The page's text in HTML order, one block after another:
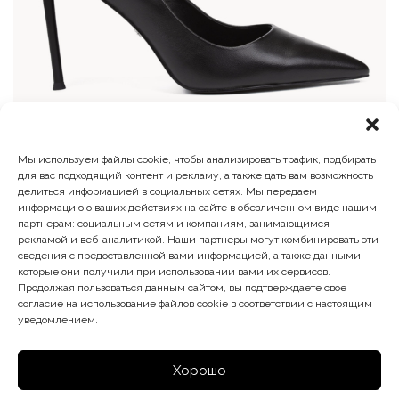
Мы используем файлы cookie, чтобы анализировать трафик, подбирать
для вас подходящий контент и рекламу, а также дать вам возможность
делиться информацией в социальных сетях. Мы передаем
информацию о ваших действиях на сайте в обезличенном виде нашим
партнерам: социальным сетям и компаниям, занимающимся
рекламой и веб-аналитикой. Наши партнеры могут комбинировать эти
сведения с предоставленной вами информацией, а также данными,
которые они получили при использовании вами их сервисов.
Продолжая пользоваться данным сайтом, вы подтверждаете свое
согласие на использование файлов cookie в соответствии с настоящим
уведомлением.
Хорошо
14 900₽ Первоначальная
цена
составляла
14
900 ₽.
8 940₽Текущая
цена:
8
940 ₽.